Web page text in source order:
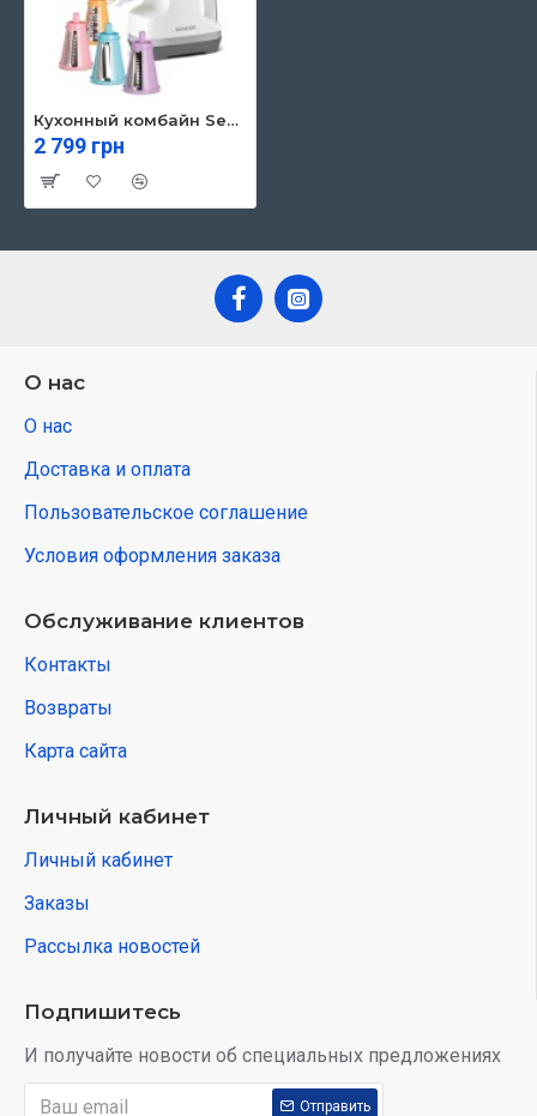
Кухонный комбайн Sencor SSG 4500WH
2 799 грн
О нас
О нас
Доставка и оплата
Пользовательское соглашение
Условия оформления заказа
Обслуживание клиентов
Контакты
Возвраты
Карта сайта
Личный кабинет
Личный кабинет
Заказы
Рассылка новостей
Подпишитесь
И получайте новости об специальных предложениях
Отправить